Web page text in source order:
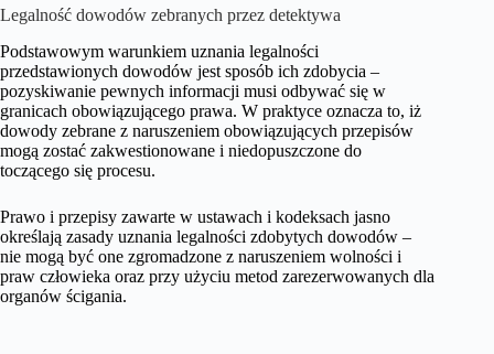
Legalność dowodów zebranych przez detektywa
Podstawowym warunkiem uznania legalności
przedstawionych dowodów jest sposób ich zdobycia –
pozyskiwanie pewnych informacji musi odbywać się w
granicach obowiązującego prawa. W praktyce oznacza to, iż
dowody zebrane z naruszeniem obowiązujących przepisów
mogą zostać zakwestionowane i niedopuszczone do
toczącego się procesu.
Prawo i przepisy zawarte w ustawach i kodeksach jasno
określają zasady uznania legalności zdobytych dowodów –
nie mogą być one zgromadzone z naruszeniem wolności i
praw człowieka oraz przy użyciu metod zarezerwowanych dla
organów ścigania.